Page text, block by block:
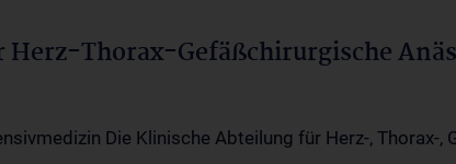
Thorax-Gefäßchirurgische
Die Klinische Abteilung für Herz-, Thorax-,